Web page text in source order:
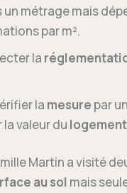
un métrage mais
par m².
la
la mesure par
la valeur du logement
Martin a visité
au sol mais